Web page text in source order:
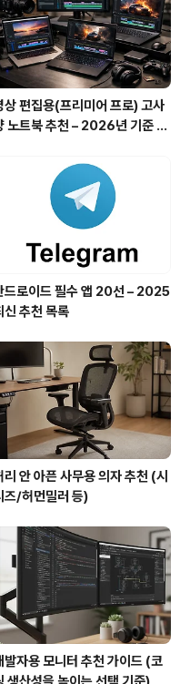
했는지 알 수
상 편집용(프리미어 프로) 고사
노트북 추천 – 2026년 기준 성
드로이드 필수 앱 20선 – 2025
신 추천 목록
리 안 아픈 사무용 의자 추천 (시
즈/허먼밀러 등)
발자용 모니터 추천 가이드 (코